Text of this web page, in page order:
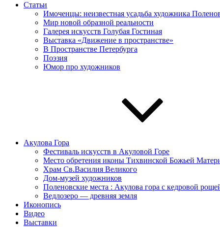
Статьи
Имоченцы: неизвестная усадьба художника
Мир новой образной реальности
Галерея искусств Голубая Гостиная
Выставка «Движение в пространстве»
В Пространстве Петербурга
Поэзия
Юмор про художников
Акулова Гора
Фестиваль искусств в Акуловой Горе
Место обретения иконы Тихвинской Божьей
Храм Св.Василия Великого
Дом-музей художников
Поленовские места : Акулова гора с кедровой
Ведлозеро — древняя земля
Иконопись
Видео
Выставки